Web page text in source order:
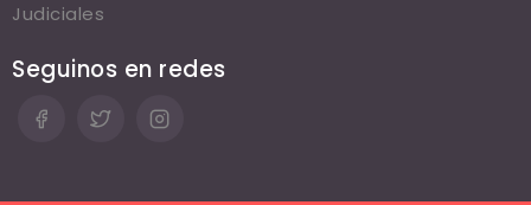
Judiciales
Seguinos en redes